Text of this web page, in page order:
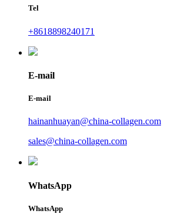
Tel
+8618898240171
E-mail
E-mail
hainanhuayan@china-collagen.com
sales@china-collagen.com
WhatsApp
WhatsApp